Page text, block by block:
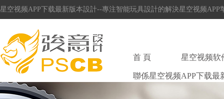
星空视频APP下载最新版本設計--專注智能玩具設計的解決星空视频APP
首 頁 星空视频软
聯係星空视频APP下载最